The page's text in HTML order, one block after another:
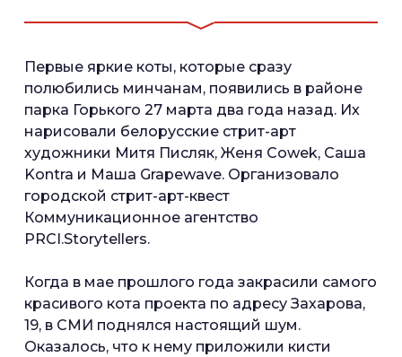
Первые яркие коты, которые сразу
полюбились минчанам, появились в районе
парка Горького 27 марта два года назад. Их
нарисовали белорусские стрит-арт
художники Митя Писляк, Женя Cowek, Саша
Kontra и Маша Grapewave. Организовало
городской стрит-арт-квест
Коммуникационное агентство
PRCI.Storytellers.
Когда в мае прошлого года закрасили самого
красивого кота проекта по адресу Захарова,
19, в СМИ поднялся настоящий шум.
Оказалось, что к нему приложили кисти